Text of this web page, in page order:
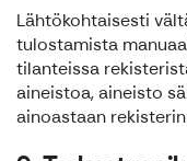
Lähtökohtaisesti
tulostamista
tilanteissa
aineistoa, aineisto
ainoastaan